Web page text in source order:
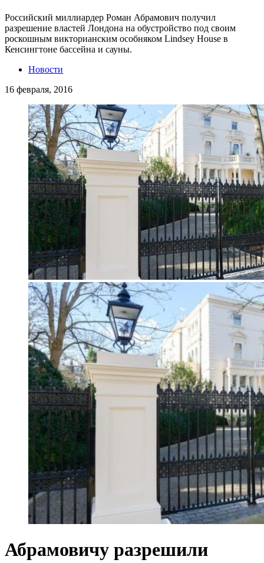
Российский миллиардер Роман Абрамович получил
разрешение властей Лондона на обустройство под своим
роскошным викторианским особняком Lindsey House в
Кенсингтоне бассейна и сауны.
Новости
16 февраля, 2016
Абрамовичу разрешили